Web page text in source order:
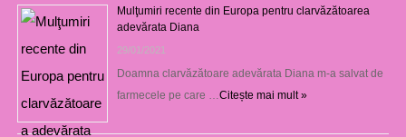
Mulţumiri recente din Europa pentru clarvăzătoarea
adevărata Diana
29/01/2021
Doamna clarvăzătoare adevărata Diana m-a salvat de
farmecele pe care … Citește mai mult »